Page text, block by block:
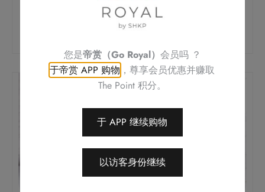
您是帝赏（Go Royal） 会员吗 ？
于帝赏 APP 购物 ，尊享会员优惠并赚取
The Point 积分。
于 APP 继续购物
以访客身份继续